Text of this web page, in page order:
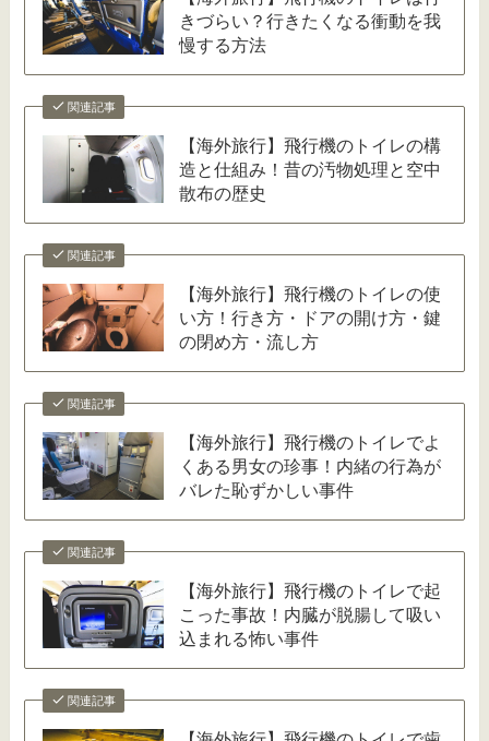
きづらい？行きたくなる衝動を我
慢する方法
関連記事
【海外旅行】飛行機のトイレの構
造と仕組み！昔の汚物処理と空中
散布の歴史
関連記事
【海外旅行】飛行機のトイレの使
い方！行き方・ドアの開け方・鍵
の閉め方・流し方
関連記事
【海外旅行】飛行機のトイレでよ
くある男女の珍事！内緒の行為が
バレた恥ずかしい事件
関連記事
【海外旅行】飛行機のトイレで起
こった事故！内臓が脱腸して吸い
込まれる怖い事件
関連記事